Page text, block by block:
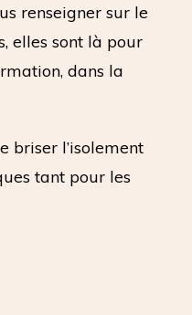
renseigner sur le
elles sont là pour
dans la
briser l’isolement
tant pour les